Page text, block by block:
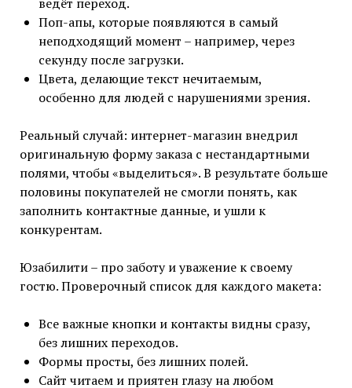
Поп-апы, которые появляются в самый
неподходящий момент – например, через
секунду после загрузки.
Цвета, делающие текст нечитаемым,
особенно для людей с нарушениями зрения.
Реальный случай: интернет-магазин внедрил
оригинальную форму заказа с нестандартными
полями, чтобы «выделиться». В результате больше
половины покупателей не смогли понять, как
заполнить контактные данные, и ушли к
конкурентам.
Юзабилити – про заботу и уважение к своему
гостю. Проверочный список для каждого макета:
Все важные кнопки и контакты видны сразу,
без лишних переходов.
Формы просты, без лишних полей.
Сайт читаем и приятен глазу на любом